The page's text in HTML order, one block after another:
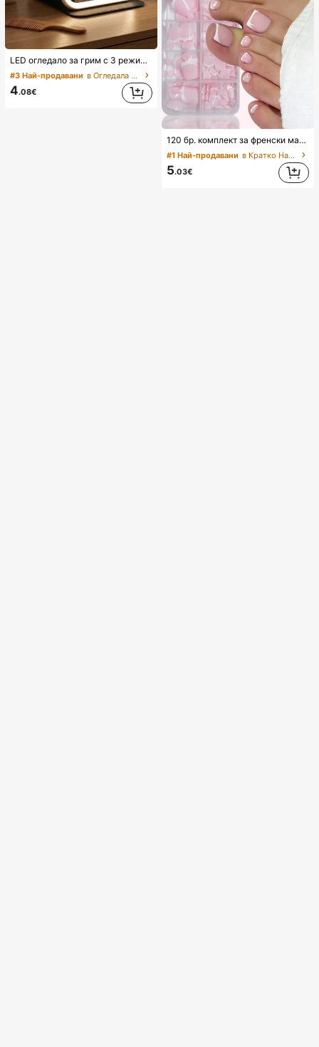
LED огледало за грим с 3 режима на осветление, регулируема яркост, преносим сгъваем дизайн, подходящо за дома, пътуване или общежитие, перфектен подарък за жени за празници, рожден ден или Деня на майката
#3 Най-продавани в Огледала за грим и огледала за душ
4.08€
120 бр. комплект за френски маникюр и педикюр в бяло, средни квадратни налепващи се нокти, модерен минималистичен дизайн, предварително залепени стикери за нокти, лъскав чист френски стил, подходящи за ежедневно носене от жени, включва кутия за съхранение, Clean Girl естетика
#1 Най-продавани в Кратко Натиснете върху изкуствени нокти
5.03€